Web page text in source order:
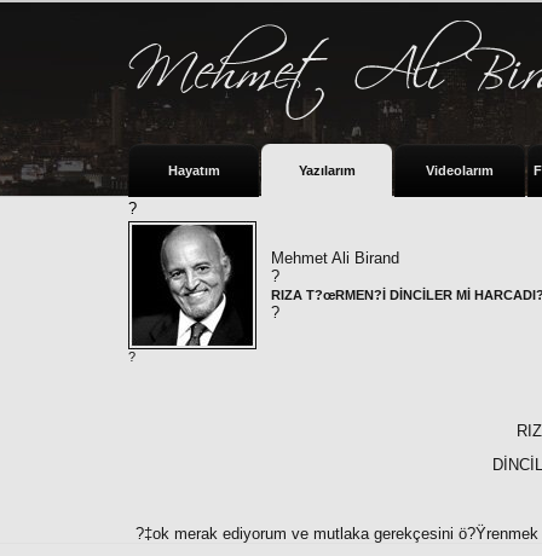
Hayatım Yazılarım Videolarım
?
Mehmet Ali Birand
?
RIZA T?œRMEN?İ DİNCİLER Mİ
?
?
?‡ok merak ediyorum ve mutlaka gerekçesini